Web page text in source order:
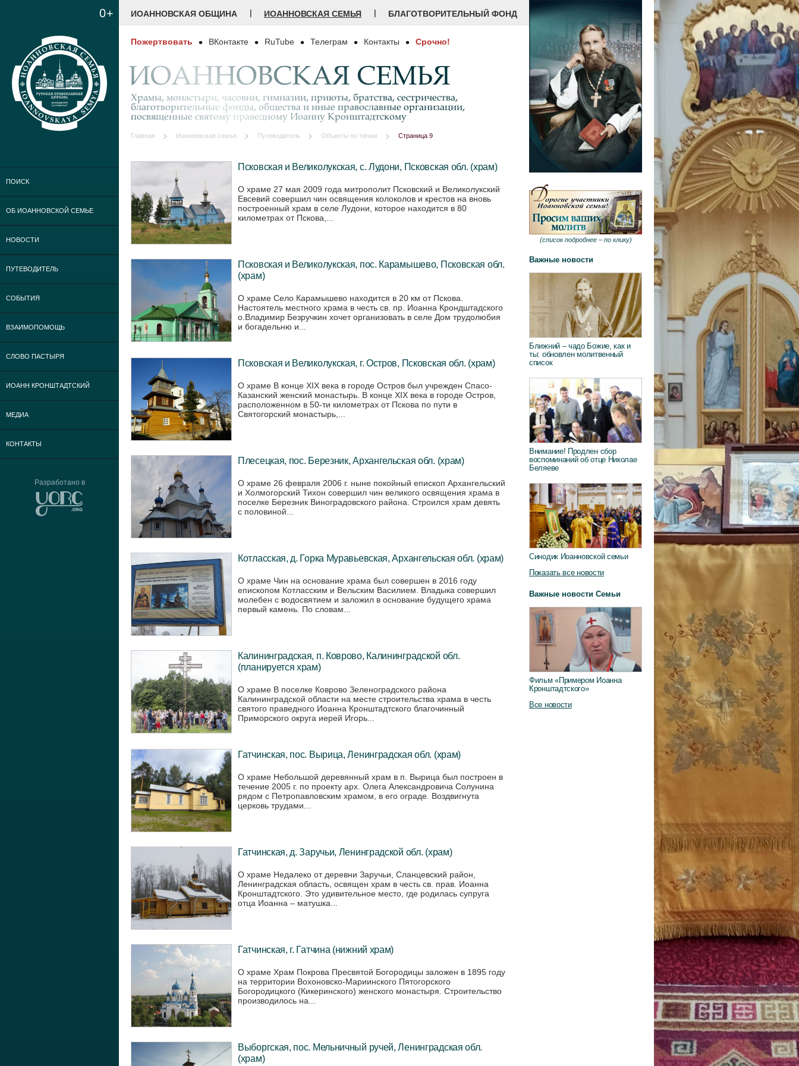
0+
ПОИСК
ОБ ИОАННОВСКОЙ СЕМЬЕ
НОВОСТИ
ПУТЕВОДИТЕЛЬ
СОБЫТИЯ
ВЗАИМОПОМОЩЬ
СЛОВО ПАСТЫРЯ
ИОАНН КРОНШТАДТСКИЙ
МЕДИА
КОНТАКТЫ
Разработано в
ИОАННОВСКАЯ ОБЩИНА | ИОАННОВСКАЯ СЕМЬЯ | БЛАГОТВОРИТЕЛЬНЫЙ ФОНД
Пожертвовать ВКонтакте RuTube Телеграм Контакты Срочно!
ИОАННОВСКАЯ СЕМЬЯ
Храмы, монастыри, часовни, гимназии, приюты, братства, сестричества,
благотворительные фонды, общества и иные православные организации,
посвященные святому праведному Иоанну Кронштадтскому
Главная Иоанновская семья Путеводитель Объекты по типам Страница 9
Псковская и Великолукская, с. Лудони, Псковская обл. (храм)
О храме 27 мая 2009 года митрополит Псковский и Великолукский
Евсевий совершил чин освящения колоколов и крестов на вновь
построенный храм в селе Лудони, которое находится в 80
километрах от Пскова,...
Псковская и Великолукская, пос. Карамышево, Псковская обл.
(храм)
О храме Село Карамышево находится в 20 км от Пскова.
Настоятель местного храма в честь св. пр. Иоанна Крондштадского
о.Владимир Безручкин хочет организовать в селе Дом трудолюбия
и богадельню и...
Псковская и Великолукская, г. Остров, Псковская обл. (храм)
О храме В конце XIX века в городе Остров был учрежден Спасо-
Казанский женский монастырь. В конце XIX века в городе Остров,
расположенном в 50-ти километрах от Пскова по пути в
Святогорский монастырь,...
Плесецкая, пос. Березник, Архангельская обл. (храм)
О храме 26 февраля 2006 г. ныне покойный епископ Архангельский
и Холмогорский Тихон совершил чин великого освящения храма в
поселке Березник Виноградовского района. Строился храм девять
с половиной...
Котласская, д. Горка Муравьевская, Архангельская обл. (храм)
О храме Чин на основание храма был совершен в 2016 году
епископом Котласским и Вельским Василием. Владыка совершил
молебен с водосвятием и заложил в основание будущего храма
первый камень. По словам...
Калининградская, п. Коврово, Калининградской обл.
(планируется храм)
О храме В поселке Коврово Зеленоградского района
Калининградской области на месте строительства храма в честь
святого праведного Иоанна Кронштадтского благочинный
Приморского округа иерей Игорь...
Гатчинская, пос. Вырица, Ленинградская обл. (храм)
О храме Небольшой деревянный храм в п. Вырица был построен в
течение 2005 г. по проекту арх. Олега Александровича Солунина
рядом с Петропавловским храмом, в его ограде. Воздвигнута
церковь трудами...
Гатчинская, д. Заручьи, Ленинградской обл. (храм)
О храме Недалеко от деревни Заручьи, Сланцевский район,
Ленинградская область, освящен храм в честь св. прав. Иоанна
Кронштадтского. Это удивительное место, где родилась супруга
отца Иоанна – матушка...
Гатчинская, г. Гатчина (нижний храм)
О храме Храм Покрова Пресвятой Богородицы заложен в 1895 году
на территории Вохоновско-Мариинского Пятогорского
Богородицкого (Кикеринского) женского монастыря. Строительство
производилось на...
Выборгская, пос. Мельничный ручей, Ленинградская обл.
(храм)
(список подробнее – по клику)
Важные новости
Ближний – чадо Божие, как и
ты: обновлен молитвенный
список
Внимание! Продлен сбор
воспоминаний об отце Николае
Беляеве
Синодик Иоанновской семьи
Показать все новости
Важные новости Семьи
Фильм «Примером Иоанна
Кронштадтского»
Все новости